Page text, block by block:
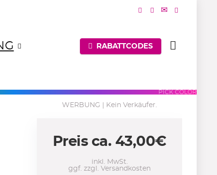
RABATTCODES
PICK COLOR
PURPLES
PINKS
WERBUNG | Kein Verkäufer.
Preis ca. 43,00€
inkl. MwSt.
ggf. zzgl. Versandkosten